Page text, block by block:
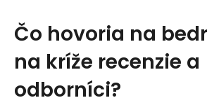
Čo hovoria na
na kríže recenzie a
odborníci?